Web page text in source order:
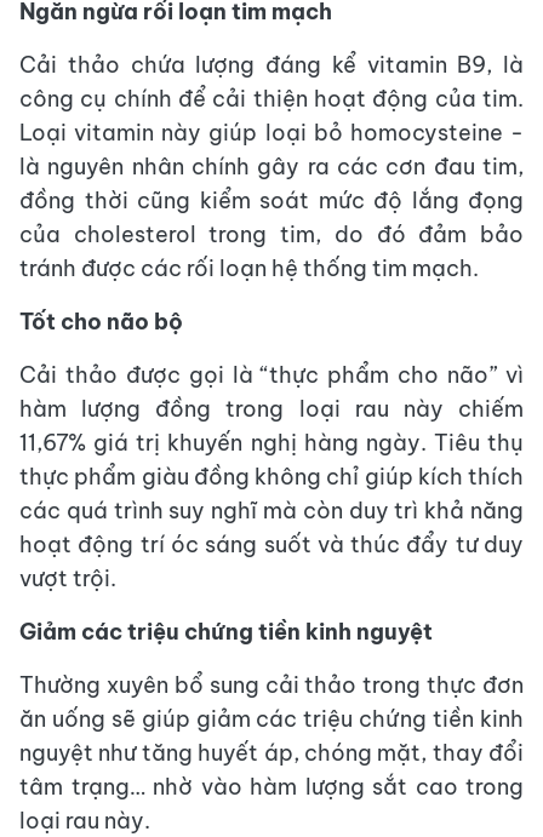
Ngăn ngừa rối loạn tim mạch
Cải thảo chứa lượng đáng kể vitamin B9, là
công cụ chính để cải thiện hoạt động của tim.
Loại vitamin này giúp loại bỏ homocysteine -
là nguyên nhân chính gây ra các cơn đau tim,
đồng thời cũng kiểm soát mức độ lắng đọng
của cholesterol trong tim, do đó đảm bảo
tránh được các rối loạn hệ thống tim mạch.
Tốt cho não bộ
Cải thảo được gọi là “thực phẩm cho não” vì
hàm lượng đồng trong loại rau này chiếm
11,67% giá trị khuyến nghị hàng ngày. Tiêu thụ
thực phẩm giàu đồng không chỉ giúp kích thích
các quá trình suy nghĩ mà còn duy trì khả năng
hoạt động trí óc sáng suốt và thúc đẩy tư duy
vượt trội.
Giảm các triệu chứng tiền kinh nguyệt
Thường xuyên bổ sung cải thảo trong thực đơn
ăn uống sẽ giúp giảm các triệu chứng tiền kinh
nguyệt như tăng huyết áp, chóng mặt, thay đổi
tâm trạng… nhờ vào hàm lượng sắt cao trong
loại rau này.